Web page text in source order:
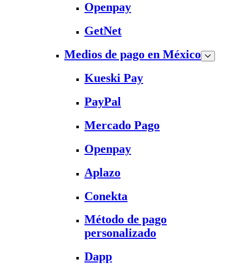
Openpay
GetNet
Medios de pago en México
Kueski Pay
PayPal
Mercado Pago
Openpay
Aplazo
Conekta
Método de pago
personalizado
Dapp